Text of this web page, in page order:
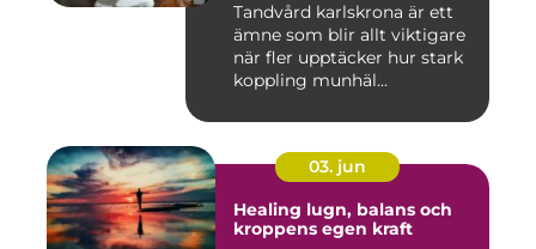
Tandvård karlskrona är ett
ämne som blir allt viktigare
när fler upptäcker hur stark
koppling munhäl...
03. jun
Healing lugn, balans och
kroppens egen kraft